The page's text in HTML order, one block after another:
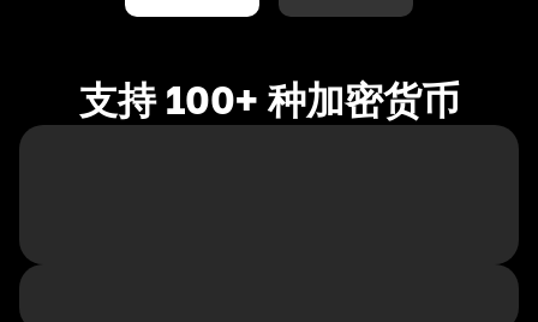
支持 100+ 种加密货币